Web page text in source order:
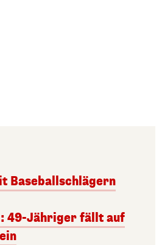
Baseballschlägern
49-Jähriger fällt auf